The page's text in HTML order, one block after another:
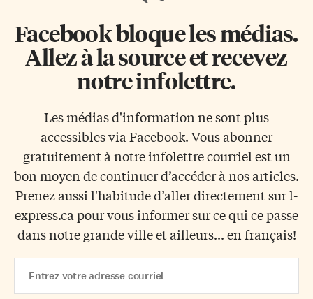
Facebook bloque les médias.
Allez à la source et recevez
notre infolettre.
Les médias d'information ne sont plus
accessibles via Facebook. Vous abonner
gratuitement à notre infolettre courriel est un
bon moyen de continuer d’accéder à nos articles.
Prenez aussi l'habitude d’aller directement sur l-
express.ca pour vous informer sur ce qui ce passe
dans notre grande ville et ailleurs... en français!
Address